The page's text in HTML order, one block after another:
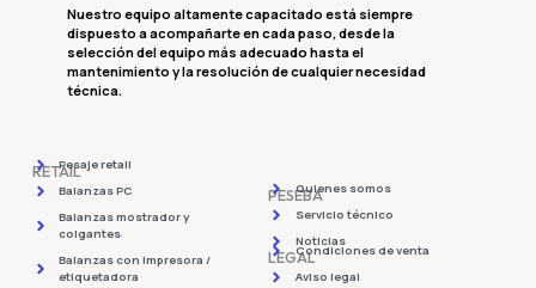
Nuestro equipo altamente capacitado está siempre
dispuesto a acompañarte en cada paso, desde la
selección del equipo más adecuado hasta el
mantenimiento y la resolución de cualquier necesidad
técnica.
RETAILPesaje retail
Balanzas PC
Balanzas mostrador y
colgantes
Balanzas con impresora /
etiquetadora
PESEBAQuienes somos
Servicio técnico
Noticias
LEGALCondiciones de venta
Aviso legal